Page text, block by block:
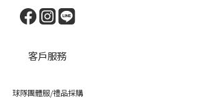
客戶服務
球隊團體服/禮品採購